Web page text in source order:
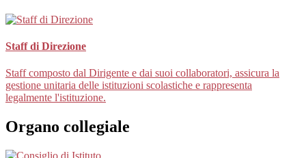
Staff di Direzione
Staff composto dal Dirigente e dai suoi collaboratori, assicura la
gestione unitaria delle istituzioni scolastiche e rappresenta
legalmente l'istituzione.
Organo collegiale